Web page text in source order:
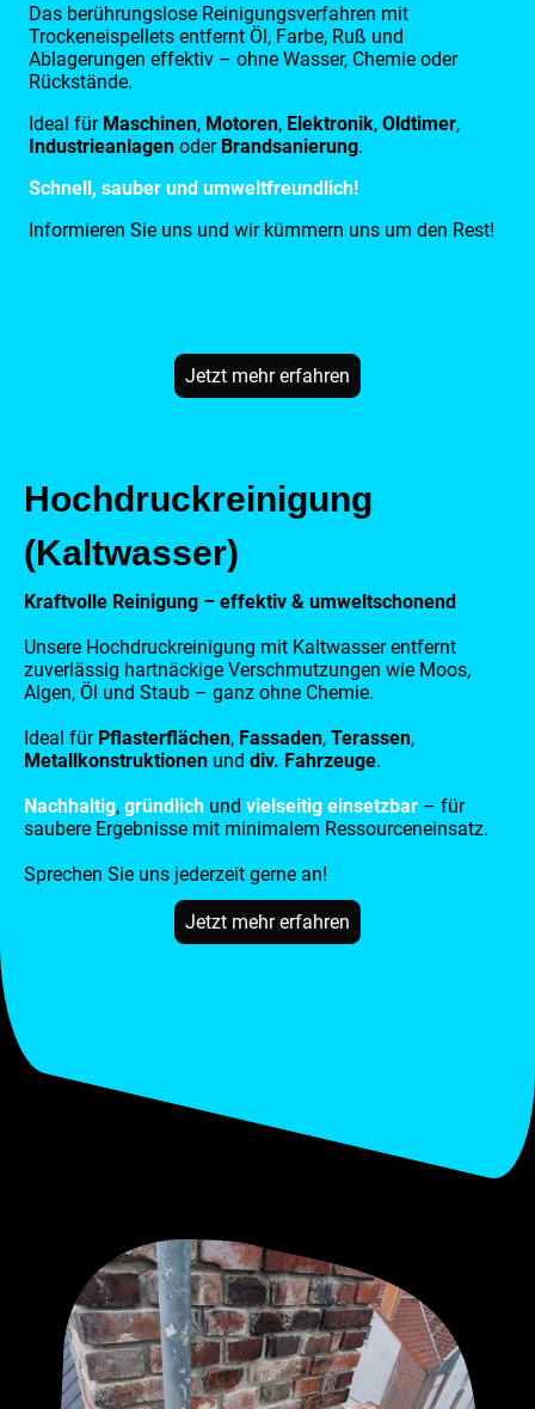
Das berührungslose Reinigungsverfahren mit
Trockeneispellets entfernt Öl, Farbe, Ruß und
Ablagerungen effektiv – ohne Wasser, Chemie oder
Rückstände.
Ideal für Maschinen, Motoren, Elektronik, Oldtimer,
Industrieanlagen oder Brandsanierung.
Schnell, sauber und umweltfreundlich!
Informieren Sie uns und wir kümmern uns um den Rest!
Jetzt mehr erfahren
Hochdruckreinigung
(Kaltwasser)
Kraftvolle Reinigung – effektiv & umweltschonend
Unsere Hochdruckreinigung mit Kaltwasser entfernt
zuverlässig hartnäckige Verschmutzungen wie Moos,
Algen, Öl und Staub – ganz ohne Chemie.
Ideal für Pflasterflächen, Fassaden, Terassen,
Metallkonstruktionen und div. Fahrzeuge.
Nachhaltig, gründlich und vielseitig einsetzbar – für
saubere Ergebnisse mit minimalem Ressourceneinsatz.
Sprechen Sie uns jederzeit gerne an!
Jetzt mehr erfahren